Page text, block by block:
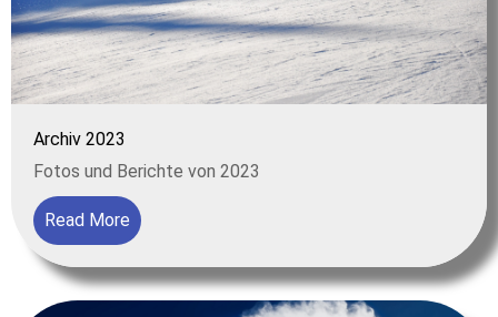
Archiv 2023
Fotos und Berichte von 2023
Read More